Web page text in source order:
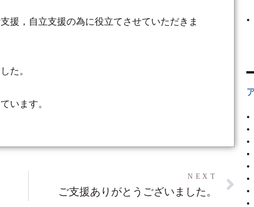
援，自立支援の為に役立てさせていただきま
た。
います。
NEXT
ご支援ありがとうございました。